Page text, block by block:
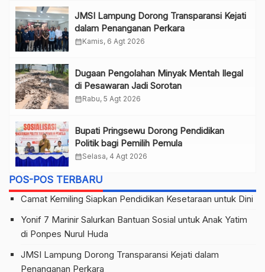
JMSI Lampung Dorong Transparansi Kejati
dalam Penanganan Perkara
calendar_monthKamis, 6 Agt 2026
Dugaan Pengolahan Minyak Mentah Ilegal
di Pesawaran Jadi Sorotan
calendar_monthRabu, 5 Agt 2026
Bupati Pringsewu Dorong Pendidikan
Politik bagi Pemilih Pemula
calendar_monthSelasa, 4 Agt 2026
POS-POS TERBARU
Camat Kemiling Siapkan Pendidikan Kesetaraan untuk Dini
Yonif 7 Marinir Salurkan Bantuan Sosial untuk Anak Yatim
di Ponpes Nurul Huda
JMSI Lampung Dorong Transparansi Kejati dalam
Penanganan Perkara